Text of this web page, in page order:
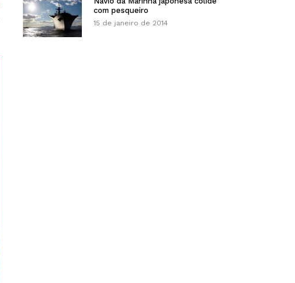
com pesqueiro
15 de janeiro de 2014